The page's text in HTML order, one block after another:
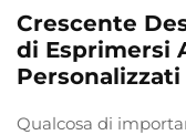
Crescente
di Esprimersi
Personalizzati
Qualcosa di